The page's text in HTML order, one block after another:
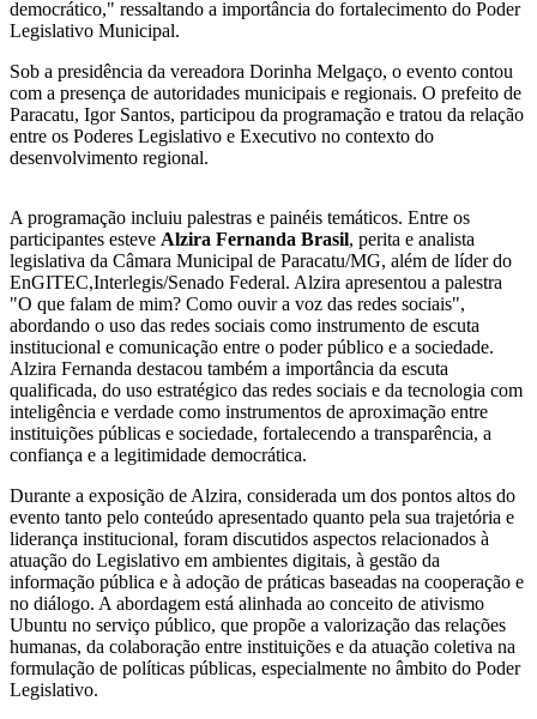
democrático," ressaltando a importância do fortalecimento do Poder
Legislativo Municipal.
Sob a presidência da vereadora Dorinha Melgaço, o evento contou
com a presença de autoridades municipais e regionais. O prefeito de
Paracatu, Igor Santos, participou da programação e tratou da relação
entre os Poderes Legislativo e Executivo no contexto do
desenvolvimento regional.
A programação incluiu palestras e painéis temáticos. Entre os
participantes esteve Alzira Fernanda Brasil, perita e analista
legislativa da Câmara Municipal de Paracatu/MG, além de líder do
EnGITEC,Interlegis/Senado Federal. Alzira apresentou a palestra
"O que falam de mim? Como ouvir a voz das redes sociais",
abordando o uso das redes sociais como instrumento de escuta
institucional e comunicação entre o poder público e a sociedade.
Alzira Fernanda destacou também a importância da escuta
qualificada, do uso estratégico das redes sociais e da tecnologia com
inteligência e verdade como instrumentos de aproximação entre
instituições públicas e sociedade, fortalecendo a transparência, a
confiança e a legitimidade democrática.
Durante a exposição de Alzira, considerada um dos pontos altos do
evento tanto pelo conteúdo apresentado quanto pela sua trajetória e
liderança institucional, foram discutidos aspectos relacionados à
atuação do Legislativo em ambientes digitais, à gestão da
informação pública e à adoção de práticas baseadas na cooperação e
no diálogo. A abordagem está alinhada ao conceito de ativismo
Ubuntu no serviço público, que propõe a valorização das relações
humanas, da colaboração entre instituições e da atuação coletiva na
formulação de políticas públicas, especialmente no âmbito do Poder
Legislativo.